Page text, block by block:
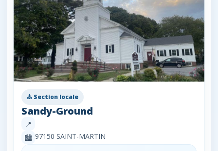
⛪ Section locale
Sandy-Ground
📍
🏙️ 97150 SAINT-MARTIN